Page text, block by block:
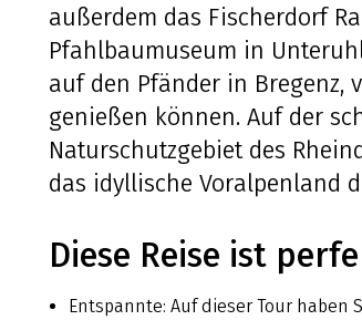
außerdem das Fischerdorf
Pfahlbaumuseum in
auf den Pfänder in Bregenz,
genießen können. Auf der
Naturschutzgebiet des
das idyllische Voralpenland
Diese Reise ist
Entspannte: Auf dieser Tour haben